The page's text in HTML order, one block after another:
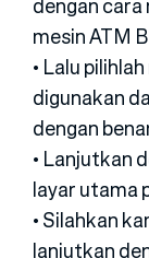
mesin ATM
• Lalu
digunakan
dengan
• Lanjutkan
layar utama
• Silahkan
lanjutkan